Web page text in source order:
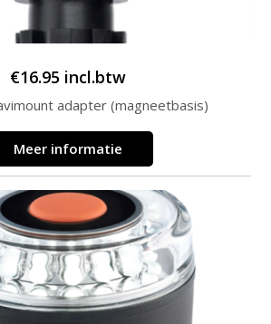
€16.95 incl.btw
adapter (magneetbasis)
Meer informatie